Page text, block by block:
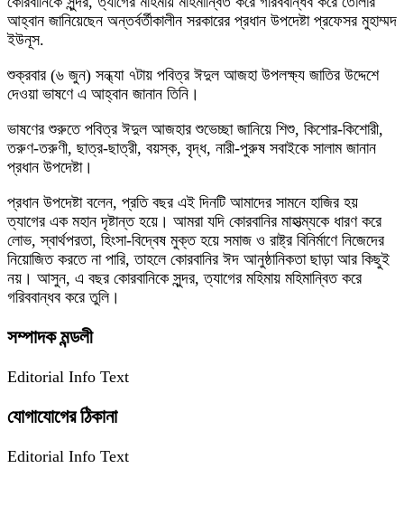
আহ্বান জানিয়েছেন অন্তর্বর্তীকালীন সরকারের প্রধান উপদেষ্টা প্রফেসর মুহাম্মদ
ইউনূস.
শুক্রবার (৬ জুন) সন্ধ্যা ৭টায় পবিত্র ঈদুল আজহা উপলক্ষ্য জাতির উদ্দেশে
দেওয়া ভাষণে এ আহ্বান জানান তিনি।
ভাষণের শুরুতে পবিত্র ঈদুল আজহার শুভেচ্ছা জানিয়ে শিশু, কিশোর-কিশোরী,
তরুণ-তরুণী, ছাত্র-ছাত্রী, বয়স্ক, বৃদ্ধ, নারী-পুরুষ সবাইকে সালাম জানান
প্রধান উপদেষ্টা।
প্রধান উপদেষ্টা বলেন, প্রতি বছর এই দিনটি আমাদের সামনে হাজির হয়
ত্যাগের এক মহান দৃষ্টান্ত হয়ে। আমরা যদি কোরবানির মাহাত্ম্যকে ধারণ করে
লোভ, স্বার্থপরতা, হিংসা-বিদ্বেষ মুক্ত হয়ে সমাজ ও রাষ্ট্র বিনির্মাণে নিজেদের
নিয়োজিত করতে না পারি, তাহলে কোরবানির ঈদ আনুষ্ঠানিকতা ছাড়া আর কিছুই
নয়। আসুন, এ বছর কোরবানিকে সুন্দর, ত্যাগের মহিমায় মহিমান্বিত করে
গরিববান্ধব করে তুলি।
সম্পাদক মন্ডলী
Editorial Info Text
যোগাযোগের ঠিকানা
Editorial Info Text